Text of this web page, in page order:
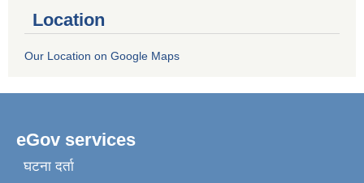
Location
Our Location on Google Maps
eGov services
घटना दर्ता